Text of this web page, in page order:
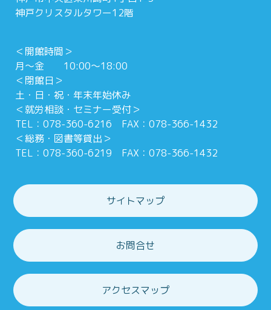
神戸クリスタルタワー12階
＜開館時間＞
月～金 10:00～18:00
＜閉館日＞
土・日・祝・年末年始休み
＜就労相談・セミナー受付＞
TEL：078-360-6216 FAX：078-366-1432
＜総務・図書等貸出＞
TEL：078-360-6219 FAX：078-366-1432
サイトマップ
お問合せ
アクセスマップ